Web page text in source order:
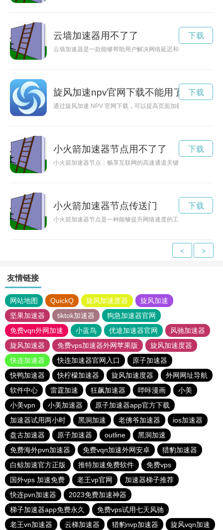
云墙加速器用不了了
云墙加速器是一款能够帮助用户解决网络延迟和访问限制问题
下载
旋风加速npv官网下载不能用了
通过旋风加速 NPV 官网下载，可以提高页面加载速度，节省时
下载
小火箭加速器节点用不了了
小火箭加速器节点：畅享互联网的高速通道关键词: 小火箭、加
下载
小火箭加速器节点传送门
小火箭加速器节点是一种能够提升网络速度的工具，其优秀的
下载
< >
友情链接
网站地图 QuickQ 旋风加速度器
旋风加速
坚果加速器
tiktok加速器
狗急加速器官网
免费vqn外网加速
小蓝鸟 优途加速器官网
风驰加速器
旋风加速器
免费vps加速器外网苹果版
旋风加速度器
快连加速器
快连加速器官网入口
原子加速器
快鸭加速器
快柠檬加速器 旋风加速度器
外网网址导航
软件中心
雷霆加速 狂飙加速器 哔咔漫画
小美
小美vpn
小美加速器
原子加速器app官方下载
加速器试用两小时
黑洞加速 老佛爷加速器
ios加速器
盘古加速器
原子加速器 outline
黑洞加速
免费海外pvn加速器
免费vqn加速外网安卓
猎豹加速器
白鲸加速官方正版
推特加速免费软件
免费vps
国外vps 加速免费
老王vp官网
加速器梯子推荐
快连pvn加速器
2023免费加速神器
梯子加速器app免费永久
免费vps试用七天风驰
老王vn加速器
云梯加速器 猎豹nvp加速器 旋风vqn加速